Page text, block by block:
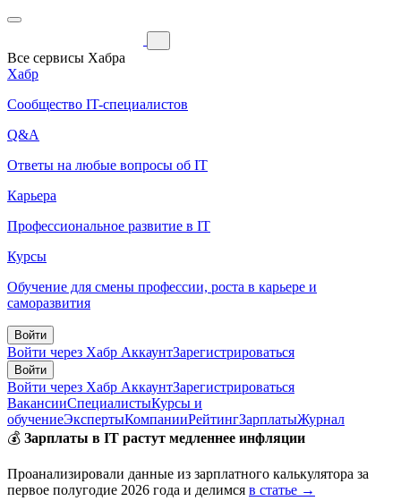
Все сервисы Хабра
Хабр
Сообщество IT-специалистов
Q&A
Ответы на любые вопросы об IT
Карьера
Профессиональное развитие в IT
Курсы
Обучение для смены профессии, роста в карьере и
саморазвития
Войти
Войти через Хабр АккаунтЗарегистрироваться
Войти
Войти через Хабр АккаунтЗарегистрироваться
ВакансииСпециалистыКурсы и
обучениеЭкспертыКомпанииРейтингЗарплатыЖурнал
💰 Зарплаты в IT растут медленнее инфляции
Проанализировали данные из зарплатного калькулятора за
первое полугодие 2026 года и делимся в статье →